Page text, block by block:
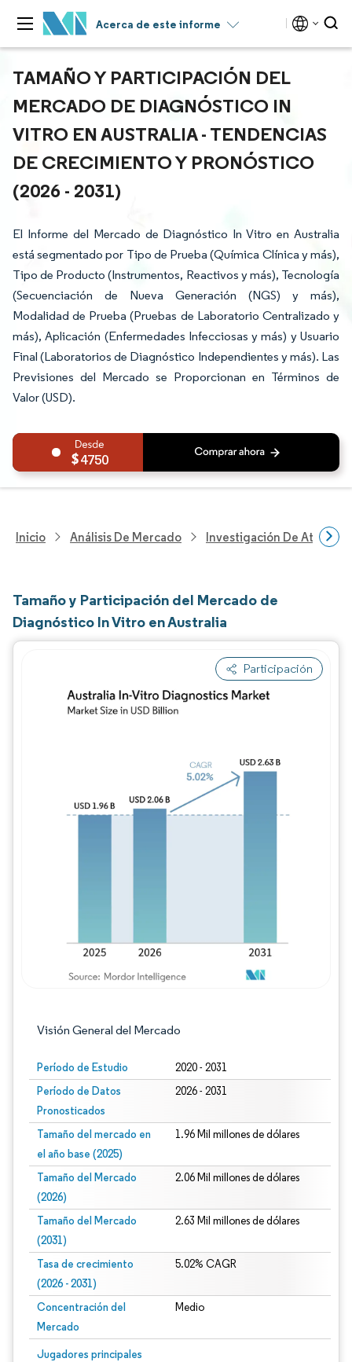
Acerca de este informe
TAMAÑO Y PARTICIPACIÓN DEL
MERCADO DE DIAGNÓSTICO IN
VITRO EN AUSTRALIA - TENDENCIAS
DE CRECIMIENTO Y PRONÓSTICO
(2026 - 2031)
El Informe del Mercado de Diagnóstico In Vitro en Australia
está segmentado por Tipo de Prueba (Química Clínica y más),
Tipo de Producto (Instrumentos, Reactivos y más), Tecnología
(Secuenciación de Nueva Generación (NGS) y más),
Modalidad de Prueba (Pruebas de Laboratorio Centralizado y
más), Aplicación (Enfermedades Infecciosas y más) y Usuario
Final (Laboratorios de Diagnóstico Independientes y más). Las
Previsiones del Mercado se Proporcionan en Términos de
Valor (USD).
4750
Inicio Análisis De Mercado Investigación De
Tamaño y Participación del Mercado de
Diagnóstico In Vitro en Australia
Participación
Visión General del Mercado
Período de Estudio 2020 - 2031
Período de Datos
Pronosticados
2026 - 2031
Tamaño del mercado en
el año base (2025)
1.96 Mil millones de dólares
Tamaño del Mercado
(2026)
2.06 Mil millones de dólares
Tamaño del Mercado
(2031)
2.63 Mil millones de dólares
Tasa de crecimiento
(2026 - 2031)
5.02% CAGR
Concentración del
Mercado
Medio
Jugadores principales
Imagen © Mordor Intelligence. El uso requiere atribución según CC BY 4.0.